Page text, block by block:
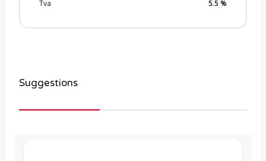
Tva 5.5 %
Suggestions